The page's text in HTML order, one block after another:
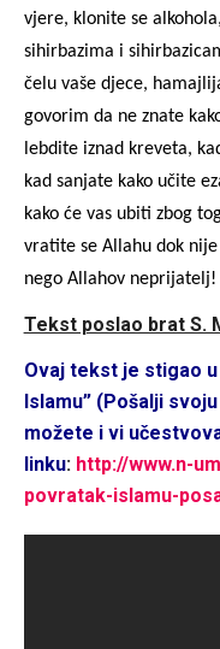
vjere, klonite se
sihirbazima i
čelu vaše djece,
govorim da ne znate
lebdite iznad kreveta,
kad sanjate kako učite
kako će vas ubiti zbog
vratite se Allahu dok
nego Allahov neprijatelj!
Tekst poslao brat S.
Ovaj tekst je stigao
Islamu” (Pošalji
možete i vi uč
linku: http://www.n-
povratak-islamu-